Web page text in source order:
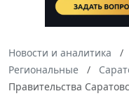
Новости и аналитика
Региональные
Правительства